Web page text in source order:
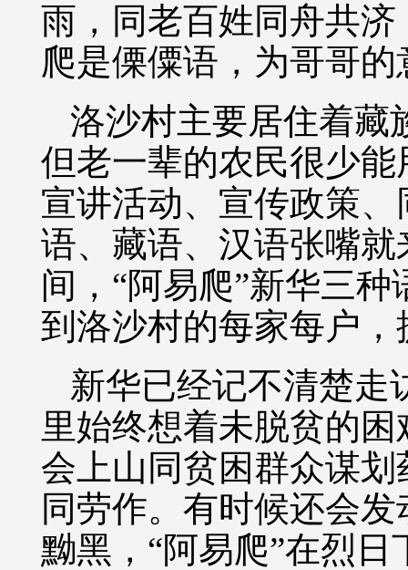
雨，同老百姓同舟共
爬是傈僳语，为哥哥的
洛沙村主要居住着藏
但老一辈的农民很少
宣讲活动、宣传政策
语、藏语、汉语张嘴
间，“阿易爬”新华三
到洛沙村的每家每户
新华已经记不清楚走
里始终想着未脱贫的
会上山同贫困群众谋
同劳作。有时候还会
黝黑，“阿易爬”在烈